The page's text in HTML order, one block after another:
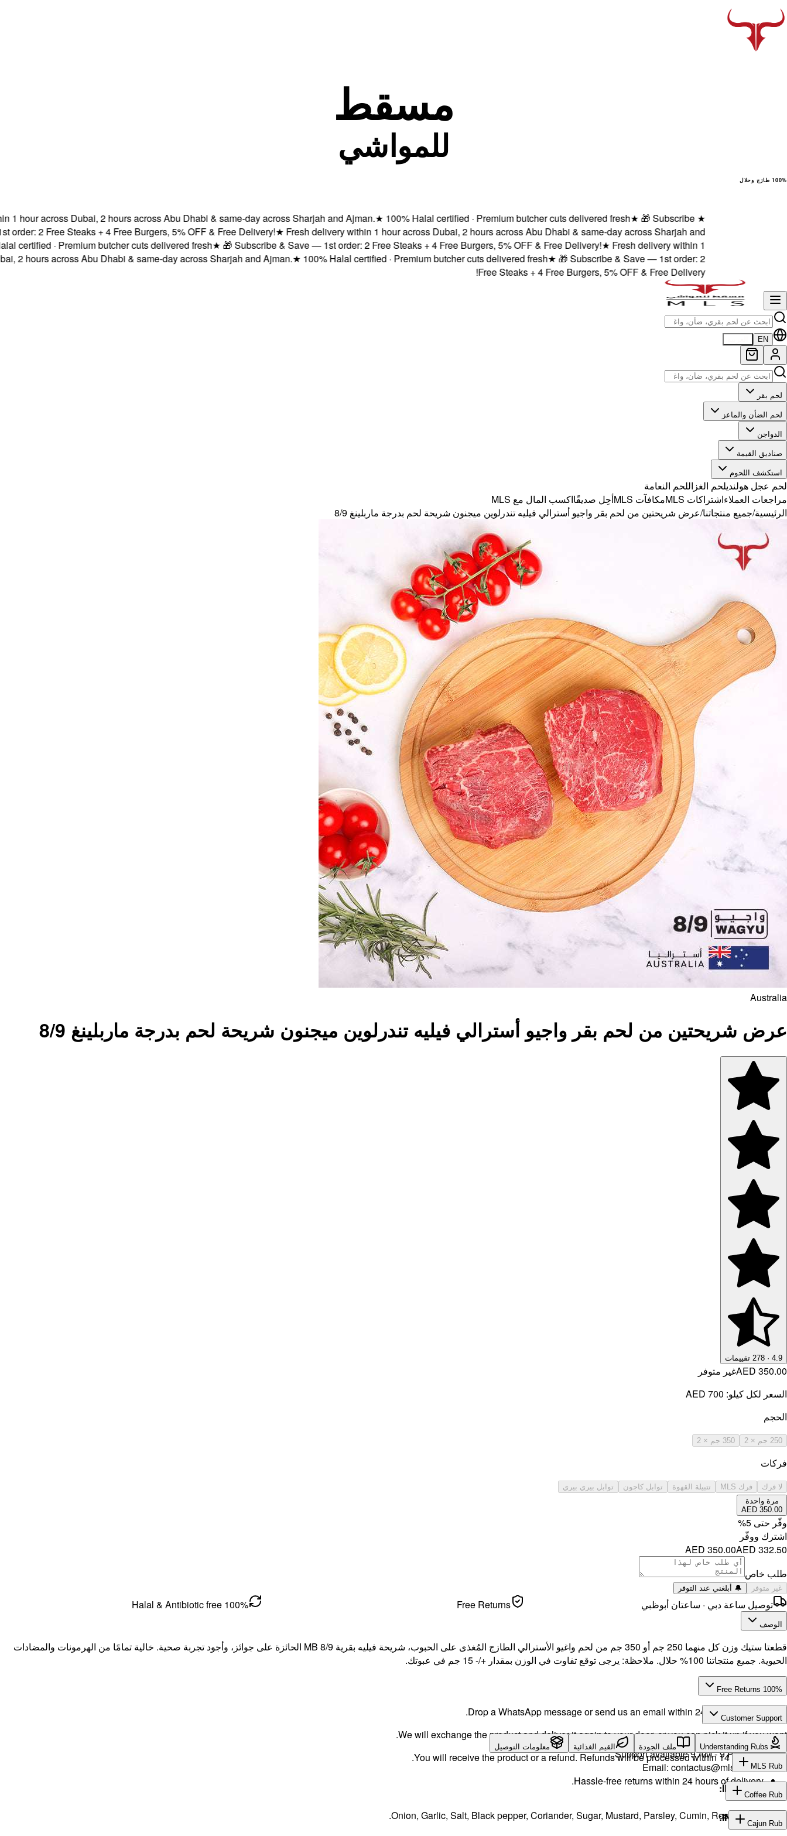
مسقط
للمواشي
100% طازج وحلال
★
across Dubai, 2 hours across Abu Dhabi & same-day across Sharjah and Ajman.★100% Halal certified · Premium butcher cuts delivered fresh★🎁 Subscribe
2 Free Steaks + 4 Free Burgers, 5% OFF & Free Delivery!★Fresh delivery within 1 hour across Dubai, 2 hours across Abu Dhabi & same-day across Sharjah and
· Premium butcher cuts delivered fresh★🎁 Subscribe & Save — 1st order: 2 Free Steaks + 4 Free Burgers, 5% OFF & Free Delivery!★Fresh delivery within 1
across Abu Dhabi & same-day across Sharjah and Ajman.★100% Halal certified · Premium butcher cuts delivered fresh★🎁 Subscribe & Save — 1st order: 2
Free Steaks + 4 Free Burgers, 5% OFF & Free Delivery!
EN
لحم بقر
لحم الضأن والماعز
الدواجن
صناديق القيمة
استكشف اللحوم
لحم عجل هولنديلحم الغزاللحم النعامة
مراجعات العملاءاشتراكات MLS مكافآت MLS أحِل صديقًااكسب المال مع MLS
الرئيسية/جميع منتجاتنا/عرض شريحتين من لحم بقر واجيو أسترالي فيليه تندرلوين ميجنون شريحة لحم بدرجة ماربلينغ 8/9
Australia
عرض شريحتين من لحم بقر واجيو أسترالي فيليه تندرلوين ميجنون شريحة لحم بدرجة ماربلينغ 8/9
4.9
·
278 تقييمات
AED 350.00غير متوفر
السعر لكل كيلو: AED 700
الحجم
250 جم × 2 350 جم × 2
فركات
لا فرك فرك MLS تتبيلة القهوة توابل كاجون
توابل بيري بيري
مرة واحدة
AED 350.00
وفّر حتى 5
%
اشترك ووفّر
AED 350.00AED 332.50
طلب خاص
غير متوفر 🔔 أبلغني عند التوفر
توصيل ساعة دبي · ساعتان أبوظبي Free Returns
100% Halal & Antibiotic free
الوصف
قطعتا ستيك وزن كل منهما 250 جم أو 350 جم من لحم واغيو الأسترالي الطازج المُغذى على الحبوب، شريحة فيليه بقرية MB 8/9 الحائزة على جوائز، وأجود تجربة صحية. خالية تمامًا من الهرمونات والمضادات
الحيوية. جميع منتجاتنا 100% حلال. ملاحظة: يرجى توقع تفاوت في الوزن بمقدار +/- 15 جم في عبوتك.
100% Free Returns
Drop a WhatsApp message or send us an email within 24 hours after delivery.
We will exchange the product and deliver it again to your door, or you can pick it up if you want.
You will receive the product or a refund. Refunds will be processed within 14 working days.
Customer Support
Call or WhatsApp:
+971504516403
Support available 9 AM - 9 PM daily.
Email: contactus@mlsuae.ae
Hassle-free returns within 24 hours of delivery.
Understanding Rubs ملف الجودة القيم الغذائية معلومات التوصيل
MLS Rub
INGREDIENTS:
Onion, Garlic, Salt, Black pepper, Coriander, Sugar, Mustard, Parsley, Cumin, Rosemary, Thyme.
Coffee Rub
INGREDIENTS:
Cajun Rub